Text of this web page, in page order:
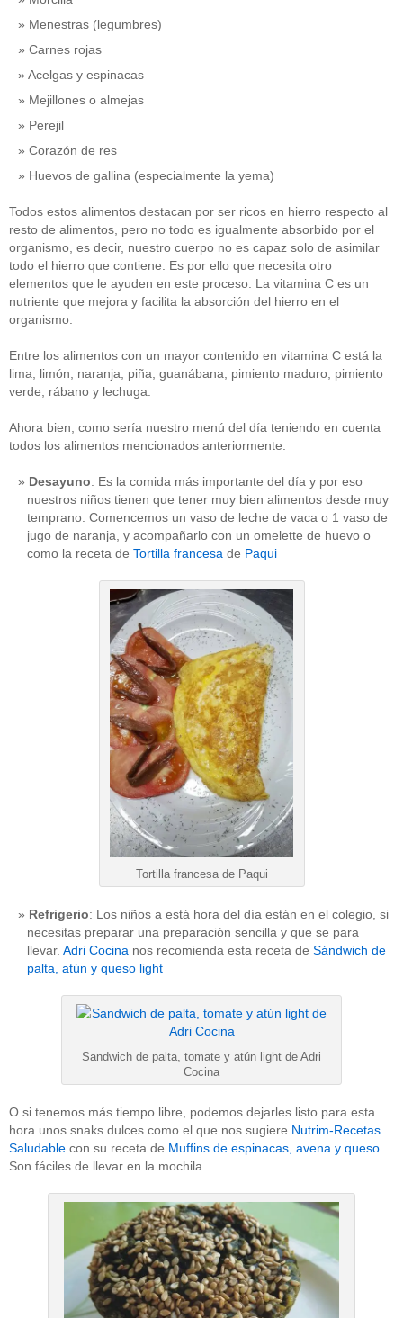
Menestras (legumbres)
Carnes rojas
Acelgas y espinacas
Mejillones o almejas
Perejil
Corazón de res
Huevos de gallina (especialmente la yema)
Todos estos alimentos destacan por ser ricos en hierro respecto al
resto de alimentos, pero no todo es igualmente absorbido por el
organismo, es decir, nuestro cuerpo no es capaz solo de asimilar
todo el hierro que contiene. Es por ello que necesita otro
elementos que le ayuden en este proceso. La vitamina C es un
nutriente que mejora y facilita la absorción del hierro en el
organismo.
Entre los alimentos con un mayor contenido en vitamina C está la
lima, limón, naranja, piña, guanábana, pimiento maduro, pimiento
verde, rábano y lechuga.
Ahora bien, como sería nuestro menú del día teniendo en cuenta
todos los alimentos mencionados anteriormente.
Desayuno: Es la comida más importante del día y por eso
nuestros niños tienen que tener muy bien alimentos desde muy
temprano. Comencemos un vaso de leche de vaca o 1 vaso de
jugo de naranja, y acompañarlo con un omelette de huevo o
como la receta de Tortilla francesa de Paqui
Tortilla francesa de Paqui
Refrigerio: Los niños a está hora del día están en el colegio, si
necesitas preparar una preparación sencilla y que se para
llevar. Adri Cocina nos recomienda esta receta de Sándwich de
palta, atún y queso light
Sandwich de palta, tomate y atún light de Adri
Cocina
O si tenemos más tiempo libre, podemos dejarles listo para esta
hora unos snaks dulces como el que nos sugiere Nutrim-Recetas
Saludable con su receta de Muffins de espinacas, avena y queso.
Son fáciles de llevar en la mochila.